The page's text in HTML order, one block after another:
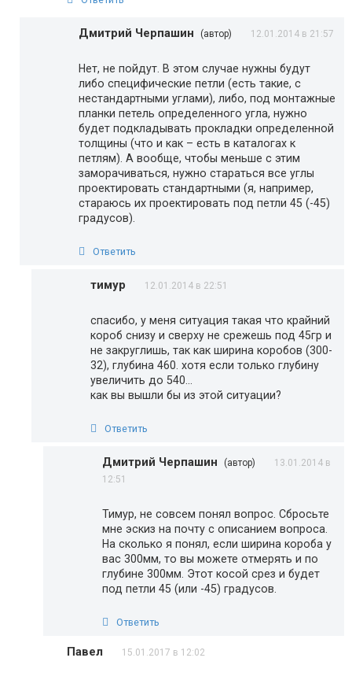
Дмитрий Черпашин (автор) 12.01.2014 в 21:57
Нет, не пойдут. В этом случае нужны будут
либо специфические петли (есть такие, с
нестандартными углами), либо, под монтажные
планки петель определенного угла, нужно
будет подкладывать прокладки определенной
толщины (что и как – есть в каталогах к
петлям). А вообще, чтобы меньше с этим
заморачиваться, нужно стараться все углы
проектировать стандартными (я, например,
стараюсь их проектировать под петли 45 (-45)
градусов).
Ответить
тимур 12.01.2014 в 22:51
спасибо, у меня ситуация такая что крайний
короб снизу и сверху не срежешь под 45гр и
не закруглишь, так как ширина коробов (300-
32), глубина 460. хотя если только глубину
увеличить до 540…
как вы вышли бы из этой ситуации?
Ответить
Дмитрий Черпашин (автор)
13.01.2014 в
12:51
Тимур, не совсем понял вопрос. Сбросьте
мне эскиз на почту с описанием вопроса.
На сколько я понял, если ширина короба у
вас 300мм, то вы можете отмерять и по
глубине 300мм. Этот косой срез и будет
под петли 45 (или -45) градусов.
Ответить
Павел 15.01.2017 в 12:02